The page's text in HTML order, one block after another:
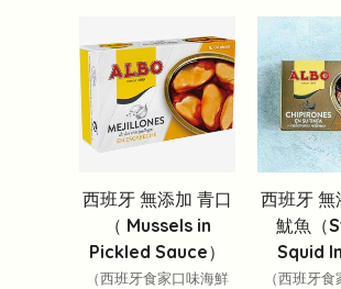
西班牙 無添加 青口
（ Mussels in
Pickled Sauce）
（西班牙食家口味海鮮
西班牙 無
魷魚（
Squid In
（西班牙